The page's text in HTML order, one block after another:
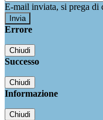
E-mail inviata, si prega di
Errore
Chiudi
Successo
Chiudi
Informazione
Chiudi